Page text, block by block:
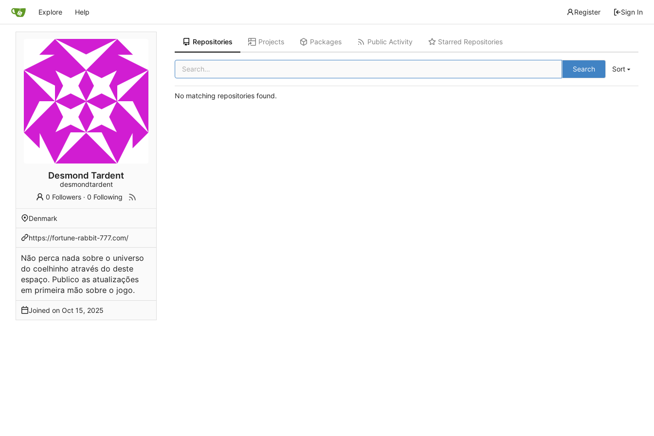
Explore Help Register Sign In
Desmond Tardent
desmondtardent
0 Followers ·0 Following
Denmark
https://fortune-rabbit-777.com/
Não perca nada sobre o universo
do coelhinho através do deste
espaço. Publico as atualizações
em primeira mão sobre o jogo.
Joined on
Repositories Projects Packages Public Activity Starred Repositories
Search Sort
No matching repositories found.